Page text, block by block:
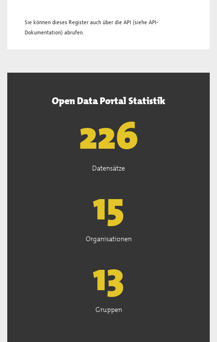
Sie können dieses Register auch über die API (siehe API-
Dokumentation) abrufen.
Open Data Portal Statistik
227
Datensätze
15
Organisationen
13
Gruppen